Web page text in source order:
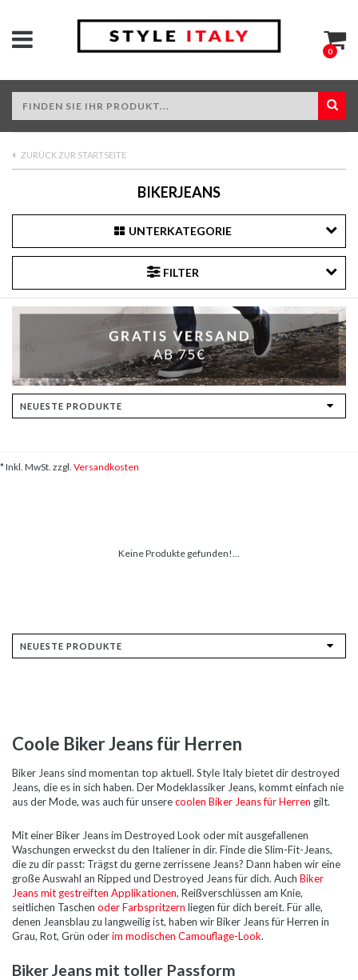
0
ZURÜCK ZUR STARTSEITE
BIKERJEANS
UNTERKATEGORIE
FILTER
* Inkl. MwSt. zzgl. Versandkosten
Keine Produkte gefunden!...
Coole Biker Jeans für Herren
Biker Jeans sind momentan top aktuell. Style Italy bietet dir destroyed
Jeans, die es in sich haben. Der Modeklassiker Jeans, kommt einfach nie
aus der Mode, was auch für unserecoolen Biker Jeans für Herren gilt.
Mit einer Biker Jeans im Destroyed Look oder mit ausgefallenen
Waschungen erweckst du den Italiener in dir. Finde die Slim-Fit-Jeans,
die zu dir passt: Trägst du gerne zerrissene Jeans? Dann haben wir eine
große Auswahl an Ripped und Destroyed Jeans für dich. Auch Biker
Jeans mit gestreiften Applikationen, Reißverschlüssen am Knie,
seitlichen Taschen oder Farbspritzern liegen für dich bereit. Für alle,
denen Jeansblau zu langweilig ist, haben wir Biker Jeans für Herren in
Grau, Rot, Grün oderim modischen Camouflage-Look.
Biker Jeans mit toller Passform